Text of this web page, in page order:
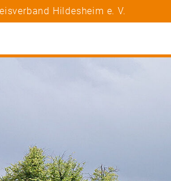
Hildesheim e. V.